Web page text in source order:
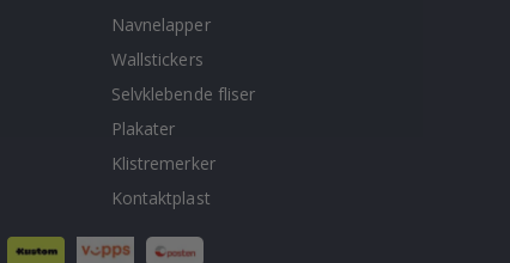
Navnelapper
Wallstickers
Selvklebende fliser
Plakater
Klistremerker
Kontaktplast